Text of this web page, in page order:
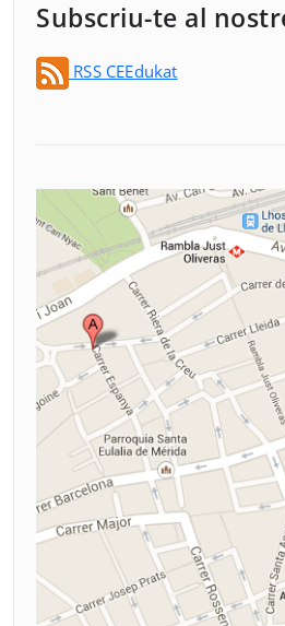
Subscriu-te al
RSS CEEdukat